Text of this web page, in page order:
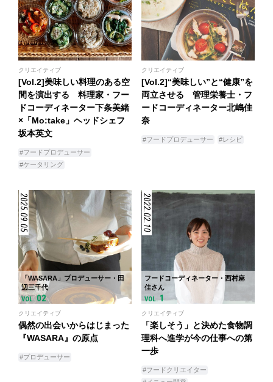
クリエイティブ
[Vol.2]美味しい料理のある空
間を演出する 料理家・フー
ドコーディネーター下条美緒
×「Mo:take」ヘッドシェフ
坂本英文
#フードプロデューサー
#ケータリング
クリエイティブ
[Vol.2]“美味しい”と“健康”を
両立させる 管理栄養士・フ
ードコーディネーター北嶋佳
奈
#フードプロデューサー #レシピ
2025.09.05
「WASARA」プロデューサー・田
辺三千代
VOL.02
クリエイティブ
偶然の出会いからはじまった
『WASARA』の原点
#プロデューサー
2022.02.10
フードコーディネーター・西村麻
佳さん
VOL.1
クリエイティブ
「楽しそう」と決めた食物調
理科へ進学が今の仕事への第
一歩
#フードクリエイター